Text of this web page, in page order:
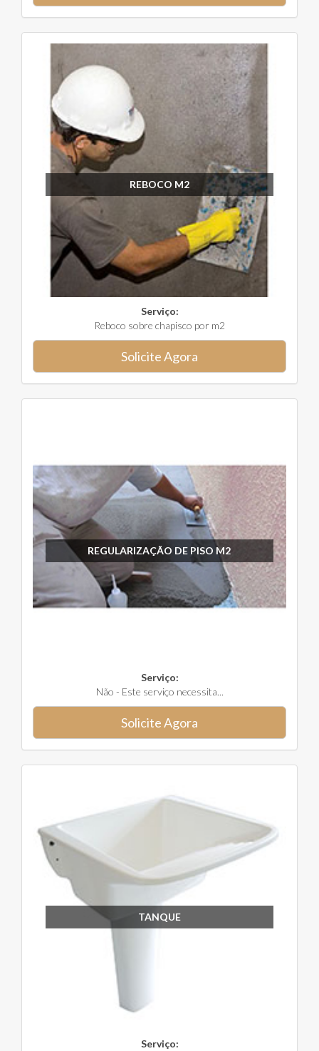
REBOCO M2
Serviço:
Reboco sobre chapisco por m2
Solicite Agora
REGULARIZAÇÃO DE PISO M2
Serviço:
Não - Este serviço necessita...
Solicite Agora
TANQUE
Serviço: